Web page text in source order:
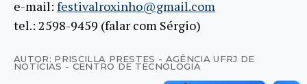
e-mail: festivalroxinho@gmail.com
tel.: 2598-9459 (falar com Sérgio)
AUTOR: PRISCILLA PRESTES - AGÊNCIA UFRJ DE
NOTÍCIAS - CENTRO DE TECNOLOGIA